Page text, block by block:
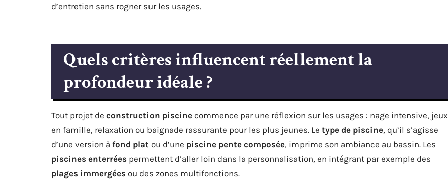
d’entretien sans rogner sur les usages.
Quels critères influencent réellement la
profondeur idéale ?
Tout projet de construction piscine commence par une réflexion sur les usages : nage intensive, jeux
en famille, relaxation ou baignade rassurante pour les plus jeunes. Le type de piscine, qu’il s’agisse
d’une version à fond plat ou d’une piscine pente composée, imprime son ambiance au bassin. Les
piscines enterrées permettent d’aller loin dans la personnalisation, en intégrant par exemple des
plages immergées ou des zones multifonctions.